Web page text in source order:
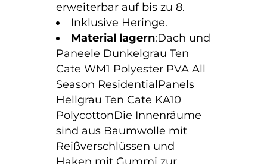
erweiterbar auf bis zu 8.
Inklusive Heringe.
Material lagern:Dach und
Paneele Dunkelgrau Ten
Cate WM1 Polyester PVA All
Season ResidentialPanels
Hellgrau Ten Cate KA10
PolycottonDie Innenräume
sind aus Baumwolle mit
Reißverschlüssen und